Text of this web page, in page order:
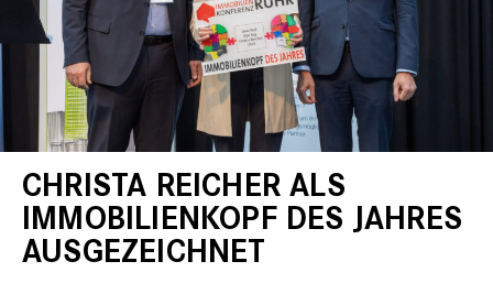
CHRISTA REICHER ALS
IMMOBILIENKOPF DES JAHRES
AUSGEZEICHNET